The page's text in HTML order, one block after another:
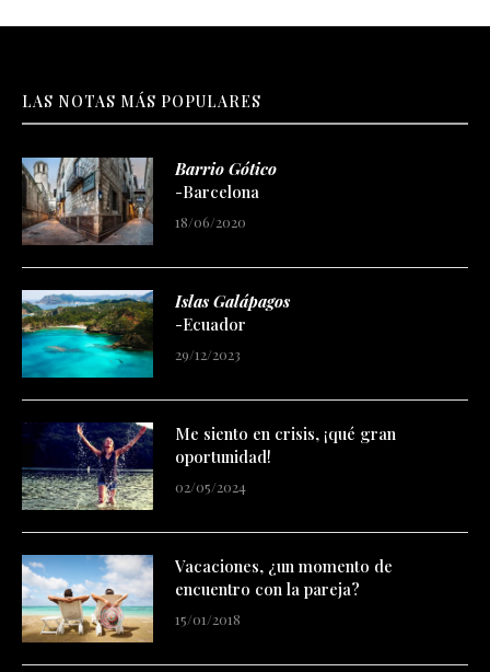
LAS NOTAS MÁS POPULARES
Barrio Gótico
-Barcelona
18/06/2020
Islas Galápagos
-Ecuador
29/12/2023
Me siento en crisis, ¡qué gran
oportunidad!
02/05/2024
Vacaciones, ¿un momento de
encuentro con la pareja?
15/01/2018